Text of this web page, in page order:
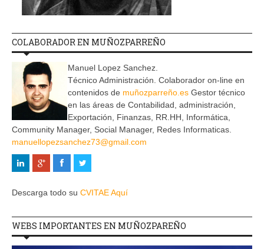
COLABORADOR EN MUÑOZPARREÑO
Manuel Lopez Sanchez.
Técnico Administración. Colaborador on-line en
contenidos de muñozparreño.es Gestor técnico
en las áreas de Contabilidad, administración,
Exportación, Finanzas, RR.HH, Informática,
Community Manager, Social Manager, Redes Informaticas.
manuellopezsanchez73@gmail.com
Descarga todo su CVITAE Aquí
WEBS IMPORTANTES EN MUÑOZPAREÑO